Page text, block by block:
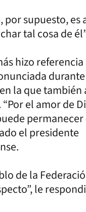
por supuesto, es
tal cosa de
hizo
la que
el amor de
permanecer
el presidente
de la
le